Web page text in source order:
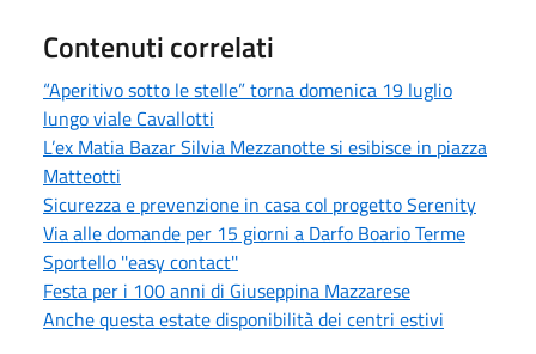
Contenuti correlati
“Aperitivo sotto le stelle” torna domenica 19 luglio
lungo viale Cavallotti
L’ex Matia Bazar Silvia Mezzanotte si esibisce in piazza
Matteotti
Sicurezza e prevenzione in casa col progetto Serenity
Via alle domande per 15 giorni a Darfo Boario Terme
Sportello ''easy contact''
Festa per i 100 anni di Giuseppina Mazzarese
Anche questa estate disponibilità dei centri estivi